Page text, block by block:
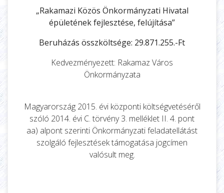
„Rakamazi Közös Önkormányzati Hivatal
épületének fejlesztése, felújítása”
Beruházás összköltsége: 29.871.255.-Ft
Kedvezményezett: Rakamaz Város
Önkormányzata
Magyarország 2015. évi központi költségvetéséről
szóló 2014. évi C. törvény 3. melléklet II. 4. pont
aa) alpont szerinti Önkormányzati feladatellátást
szolgáló fejlesztések támogatása jogcímen
valósult meg.